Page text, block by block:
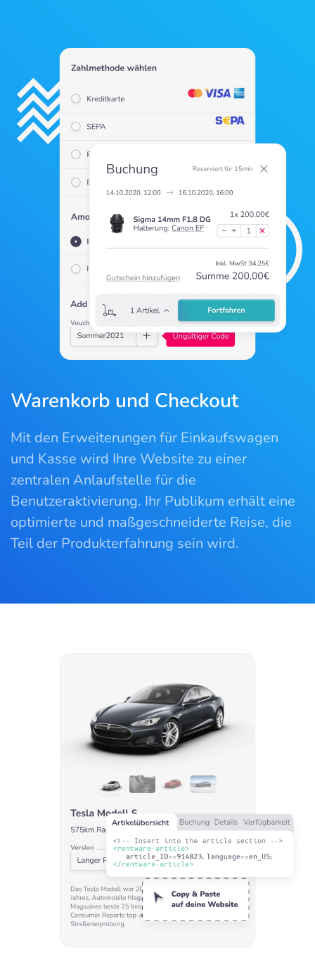
Warenkorb und Checkout
Mit den Erweiterungen für Einkaufswagen
und Kasse wird Ihre Website zu einer
zentralen Anlaufstelle für die
Benutzeraktivierung. Ihr Publikum erhält eine
optimierte und maßgeschneiderte Reise, die
Teil der Produkterfahrung sein wird.